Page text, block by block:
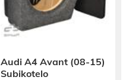
Audi A4 Avant (08-15)
Subikotelo